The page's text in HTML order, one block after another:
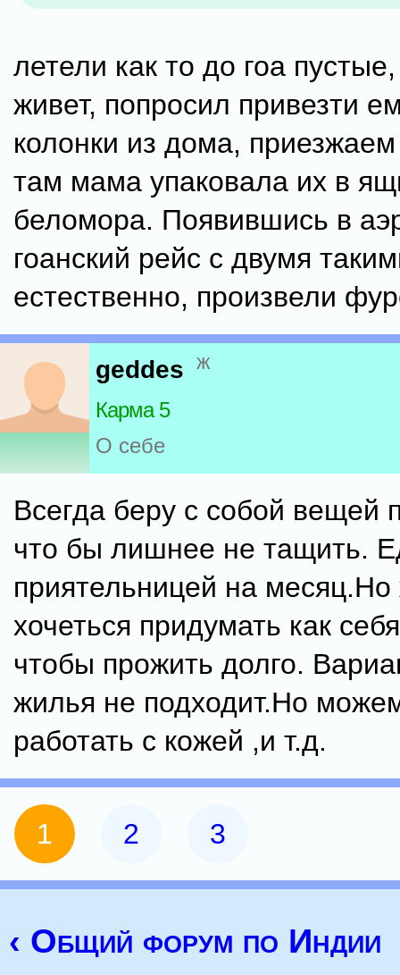
летели как то до гоа
живет, попросил привезти
колонки из дома,
там мама упаковала их в
беломора. Появившись в
гоанский рейс с двумя
естественно, произвели
geddes ж
Карма 5
О себе
Всегда беру с собой вещей
что бы лишнее не тащить.
приятельницей на месяц.Но
хочеться придумать как
чтобы прожить долго.
жилья не подходит.Но
работать с кожей ,и т.д.
1 2 3
‹ Общий форум по Индии